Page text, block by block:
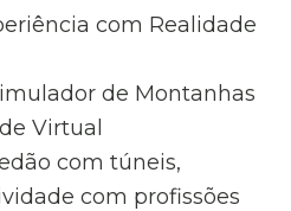
com Realidade
de Montanhas
Virtual
com túneis,
com profissões